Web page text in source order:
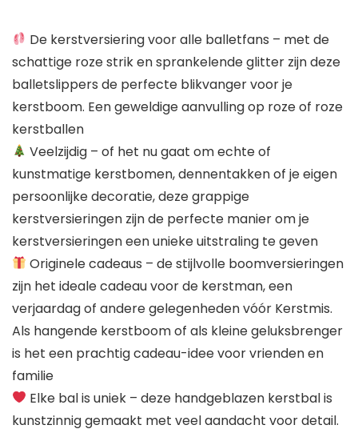
De kerstversiering voor alle balletfans – met de
schattige roze strik en sprankelende glitter zijn deze
balletslippers de perfecte blikvanger voor je
kerstboom. Een geweldige aanvulling op roze of roze
kerstballen
Veelzijdig – of het nu gaat om echte of
kunstmatige kerstbomen, dennentakken of je eigen
persoonlijke decoratie, deze grappige
kerstversieringen zijn de perfecte manier om je
kerstversieringen een unieke uitstraling te geven
Originele cadeaus – de stijlvolle boomversieringen
zijn het ideale cadeau voor de kerstman, een
verjaardag of andere gelegenheden vóór Kerstmis.
Als hangende kerstboom of als kleine geluksbrenger
is het een prachtig cadeau-idee voor vrienden en
familie
Elke bal is uniek – deze handgeblazen kerstbal is
kunstzinnig gemaakt met veel aandacht voor detail.